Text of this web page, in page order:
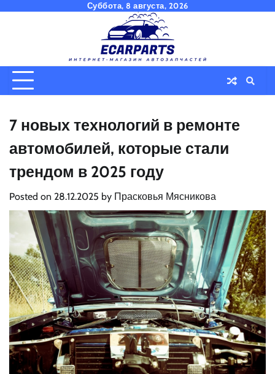
Суббота, 8 августа, 2026
7 новых технологий в ремонте
автомобилей, которые стали
трендом в 2025 году
Posted on 28.12.2025 by Прасковья Мясникова